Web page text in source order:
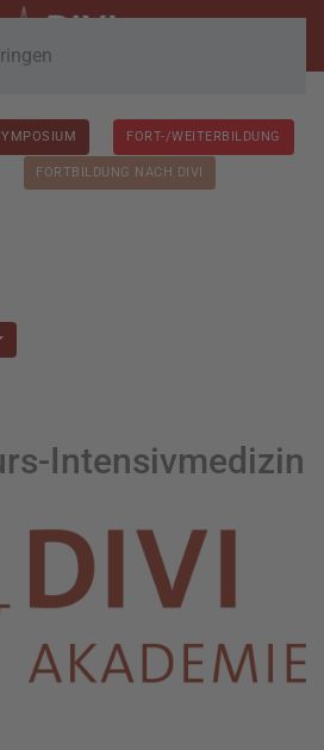
FORT-/WEITERBILDUNG
FORTBILDUNG NACH DIVI
Intensivmedizin